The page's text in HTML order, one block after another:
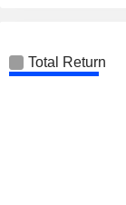
Total Return